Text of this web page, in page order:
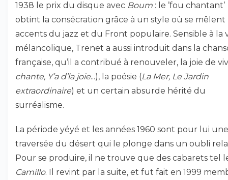
1938 le prix du disque avec Boum : le ’fou chantant’
obtint la consécration grâce à un style où se mêlent
accents du jazz et du Front populaire. Sensible à la
mélancolique, Trenet a aussi introduit dans la
française, qu’il a contribué à renouveler, la joie de
chante, Y’a d’la joie...), la poésie (La Mer, Le Jardin
extraordinaire) et un certain absurde hérité du
surréalisme.
La période yéyé et les années 1960 sont pour lui une
traversée du désert qui le plonge dans un oubli
Pour se produire, il ne trouve que des cabarets tel
Camillo. Il revint par la suite, et fut fait en 1999